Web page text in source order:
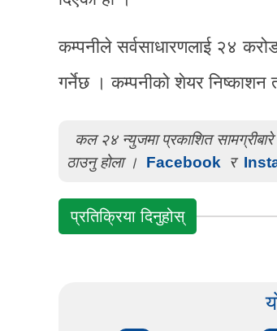
कम्पनीले सर्वसाधारणलाई २४
गर्नेछ । कम्पनीको शेयर निष्काशन
कल २४ न्युजमा प्रकाशित
ठाउनु होला ।
Facebook र
प्रतिक्रिया दिनुहोस्